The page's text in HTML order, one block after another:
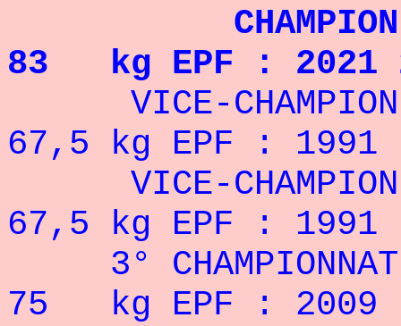
CHAMPION
83 kg EPF : 2021
VICE-CHAMPION
67,5 kg EPF : 1991
VICE-
67,5 kg EPF : 1991
3°
75 kg EPF : 2009